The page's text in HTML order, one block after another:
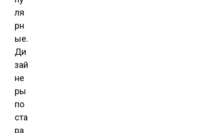
ля
рн
ые.
Ди
зай
не
ры
по
ста
ра